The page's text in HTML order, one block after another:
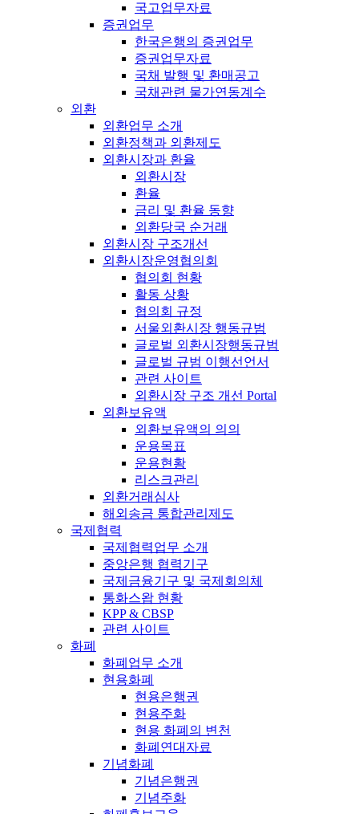
국고업무자료
증권업무
한국은행의 증권업무
증권업무자료
국채 발행 및 환매공고
국채관련 물가연동계수
외환
외환업무 소개
외환정책과 외환제도
외환시장과 환율
외환시장
환율
금리 및 환율 동향
외환당국 순거래
외환시장 구조개선
외환시장운영협의회
협의회 현황
활동 상황
협의회 규정
서울외환시장 행동규범
글로벌 외환시장행동규범
글로벌 규범 이행선언서
관련 사이트
외환시장 구조 개선 Portal
외환보유액
외환보유액의 의의
운용목표
운용현황
리스크관리
외환거래심사
해외송금 통합관리제도
국제협력
국제협력업무 소개
중앙은행 협력기구
국제금융기구 및 국제회의체
통화스왑 현황
KPP & CBSP
관련 사이트
화폐
화폐업무 소개
현용화폐
현용은행권
현용주화
현용 화폐의 변천
화폐연대자료
기념화폐
기념은행권
기념주화